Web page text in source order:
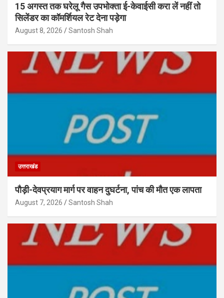
15 अगस्त तक घरेलू गैस उपभोक्ता ई-केवाईसी करा लें नहीं तो
सिलेंडर का कॉमर्शियल रेट देना पड़ेगा
August 8, 2026 Santosh Shah
उत्तराखंड
पौड़ी-देवप्रयाग मार्ग पर वाहन दुघर्टना, पांच की मौत एक लापता
August 7, 2026 Santosh Shah